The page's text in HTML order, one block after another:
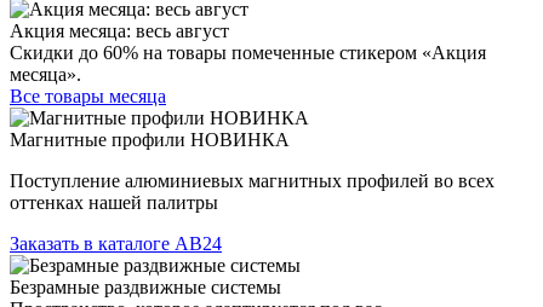
Акция месяца: весь август
Скидки до 60% на товары помеченные стикером «Акция
месяца».
Все товары месяца
Магнитные профили НОВИНКА
Поступление алюминиевых магнитных профилей во всех
оттенках нашей палитры
Заказать в каталоге АВ24
Безрамные раздвижные системы